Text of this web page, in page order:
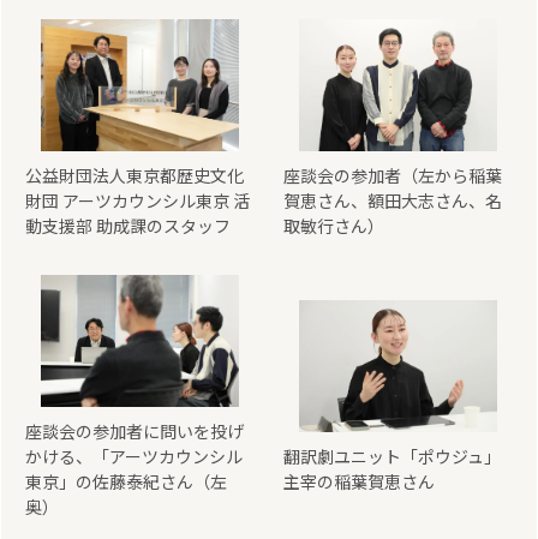
公益財団法人東京都歴史文化
財団 アーツカウンシル東京 活
動支援部 助成課のスタッフ
座談会の参加者（左から稲葉
賀恵さん、額田大志さん、名
取敏行さん）
座談会の参加者に問いを投げ
かける、「アーツカウンシル
東京」の佐藤泰紀さん（左
奥）
翻訳劇ユニット「ポウジュ」
主宰の稲葉賀恵さん